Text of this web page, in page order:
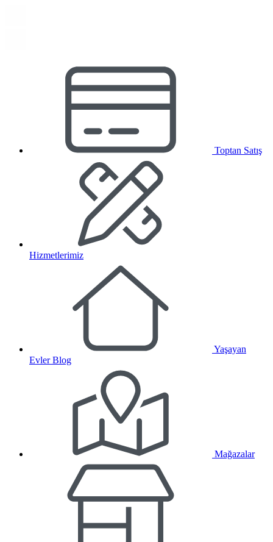
Toptan Satış
Hizmetlerimiz
Yaşayan
Evler Blog
Mağazalar